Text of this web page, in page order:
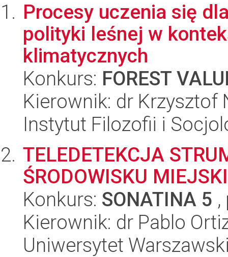
Procesy uczenia się
polityki leśnej w
klimatycznych
Konkurs: FOREST
Kierownik: dr Krzysztof
Instytut Filozofii i
TELEDETEKCJA
ŚRODOWISKU
Konkurs: SONATINA 5
Kierownik: dr Pablo
Uniwersytet